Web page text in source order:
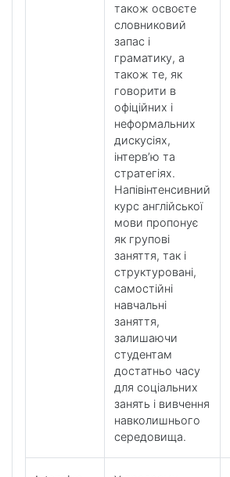
також освоєте
словниковий
запас і
граматику, а
також те, як
говорити в
офіційних і
неформальних
дискусіях,
інтерв’ю та
стратегіях.
Напівінтенсивний
курс англійської
мови пропонує
як групові
заняття, так і
структуровані,
самостійні
навчальні
заняття,
залишаючи
студентам
достатньо часу
для соціальних
занять і вивчення
навколишнього
середовища.